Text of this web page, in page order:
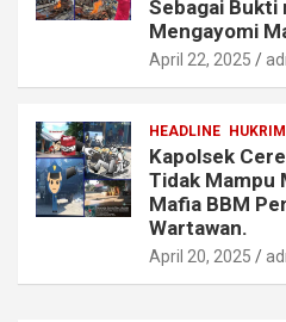
Sebagai Bukti
Mengayomi
April 22, 2025
HEADLINE HUKRIM
Kapolsek
Tidak Mampu
Mafia BBM
Wartawan.
April 20, 2025